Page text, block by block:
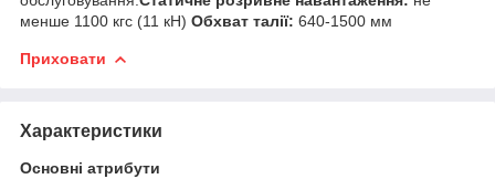
менше 1100 кгс (11 кН) Обхват талії: 640-1500 мм
Приховати
Характеристики
Основні атрибути